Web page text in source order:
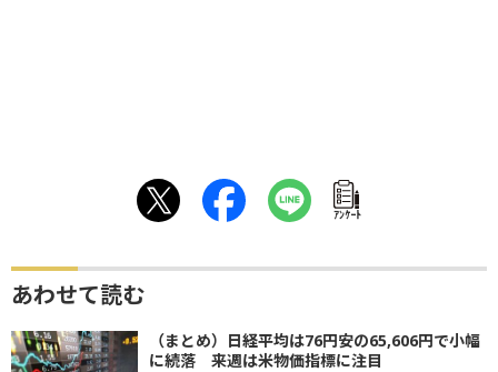
ｱﾝｹｰﾄ
あわせて読む
（まとめ）日経平均は76円安の65,606円で小幅
に続落 来週は米物価指標に注目